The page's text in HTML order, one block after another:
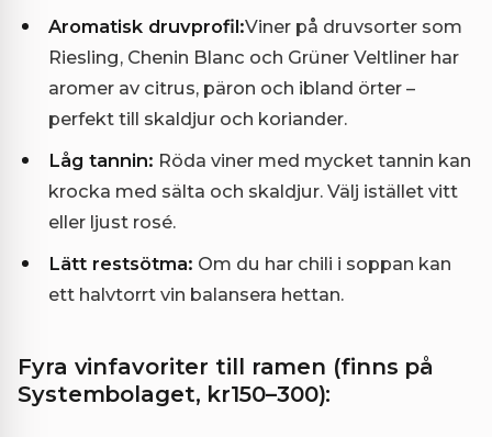
Aromatisk druvprofil:Viner på druvsorter som
Riesling, Chenin Blanc och Grüner Veltliner har
aromer av citrus, päron och ibland örter –
perfekt till skaldjur och koriander.
Låg tannin: Röda viner med mycket tannin kan
krocka med sälta och skaldjur. Välj istället vitt
eller ljust rosé.
Lätt restsötma: Om du har chili i soppan kan
ett halvtorrt vin balansera hettan.
Fyra vinfavoriter till ramen (finns på
Systembolaget, kr150–300):